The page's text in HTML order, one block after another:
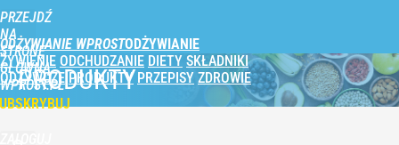
PRZEJDŹ
NA
STRONĘ
GŁÓWNĄ
WPROST.PL
ODŻYWIANIE WPROST
ŻYWIENIE ODCHUDZANIE DIETY SKŁADNIKI
ODŻYWCZE PRODUKTY PRZEPISY ZDROWIE
PRODUKTY